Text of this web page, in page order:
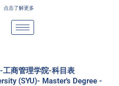
点击了解更多
商管理学院-科目表
(SYU)- Master's Degree -